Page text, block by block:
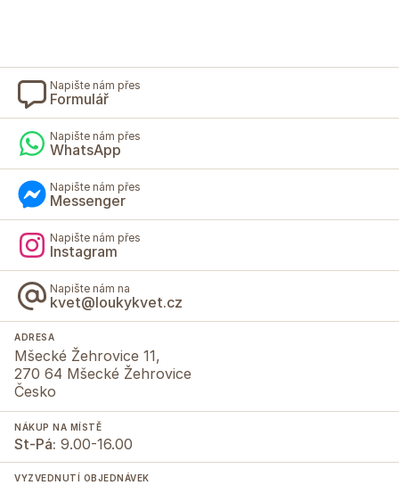
Napište nám přes
Formulář
Napište nám přes
WhatsApp
Napište nám přes
Messenger
Napište nám přes
Instagram
Napište nám na
kvet@loukykvet.cz
ADRESA
Mšecké Žehrovice 11,
270 64 Mšecké Žehrovice
Česko
NÁKUP NA MÍSTĚ
St-Pá: 9.00-16.00
VYZVEDNUTÍ OBJEDNÁVEK